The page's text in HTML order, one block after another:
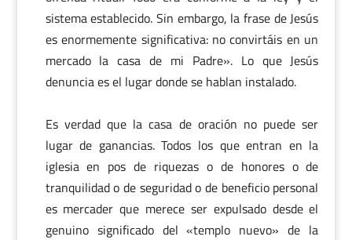
sistema establecido. Sin embargo, la frase de Jesús
es enormemente significativa: no convirtáis en un
mercado la casa de mi Padre». Lo que Jesús
denuncia es el lugar donde se hablan instalado.
Es verdad que la casa de oración no puede ser
lugar de ganancias. Todos los que entran en la
iglesia en pos de riquezas o de honores o de
tranquilidad o de seguridad o de beneficio personal
es mercader que merece ser expulsado desde el
genuino significado del «templo nuevo» de la